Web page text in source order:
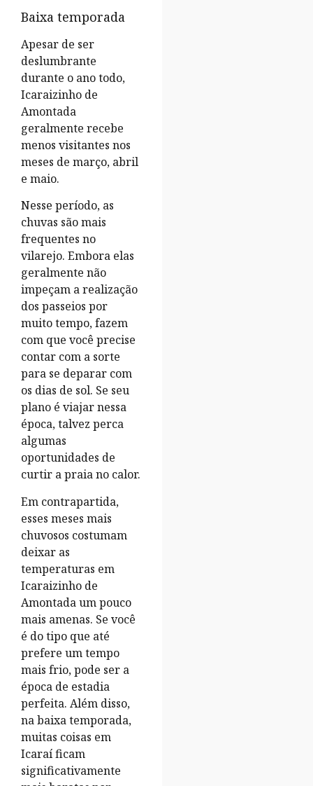
Baixa temporada
Apesar de ser
deslumbrante
durante o ano todo,
Icaraizinho de
Amontada
geralmente recebe
menos visitantes nos
meses de março, abril
e maio.
Nesse período, as
chuvas são mais
frequentes no
vilarejo. Embora elas
geralmente não
impeçam a realização
dos passeios por
muito tempo, fazem
com que você precise
contar com a sorte
para se deparar com
os dias de sol. Se seu
plano é viajar nessa
época, talvez perca
algumas
oportunidades de
curtir a praia no calor.
Em contrapartida,
esses meses mais
chuvosos costumam
deixar as
temperaturas em
Icaraizinho de
Amontada um pouco
mais amenas. Se você
é do tipo que até
prefere um tempo
mais frio, pode ser a
época de estadia
perfeita. Além disso,
na baixa temporada,
muitas coisas em
Icaraí ficam
significativamente